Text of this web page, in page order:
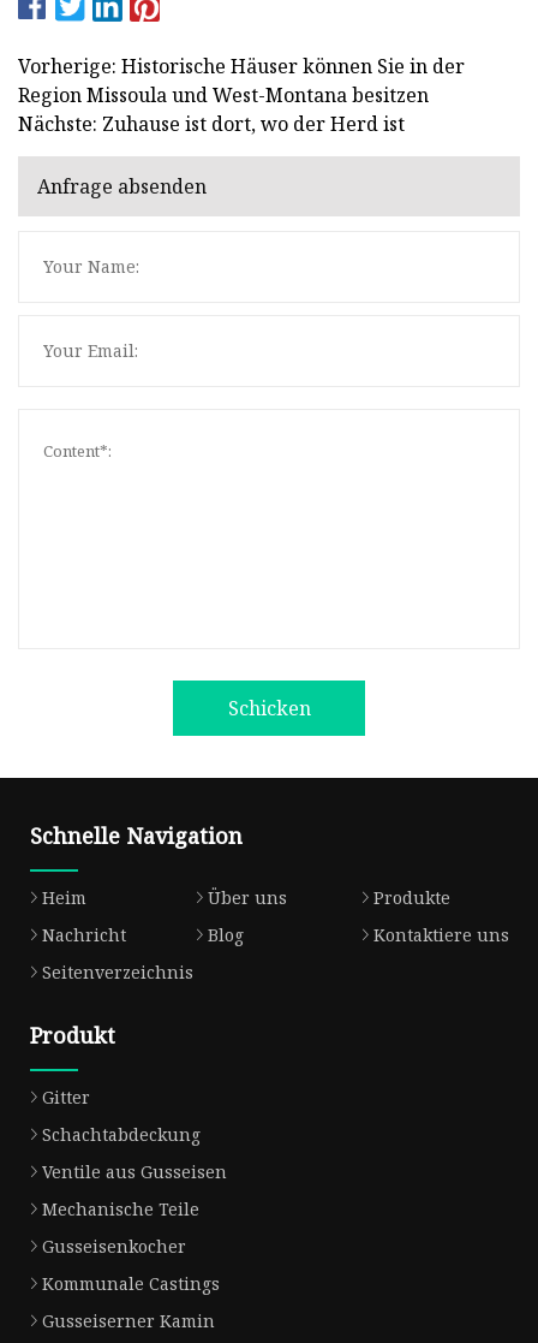
Vorherige: Historische Häuser können Sie in der
Region Missoula und West-Montana besitzen
Nächste: Zuhause ist dort, wo der Herd ist
Anfrage absenden
Schicken
Schnelle Navigation
Heim Über uns
Produkte
Nachricht
Blog
Kontaktiere uns
Seitenverzeichnis
Produkt
Gitter
Schachtabdeckung
Ventile aus Gusseisen
Mechanische Teile
Gusseisenkocher
Kommunale Castings
Gusseiserner Kamin